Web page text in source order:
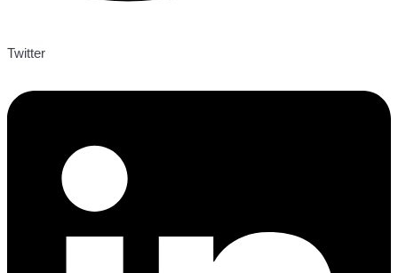
Twitter